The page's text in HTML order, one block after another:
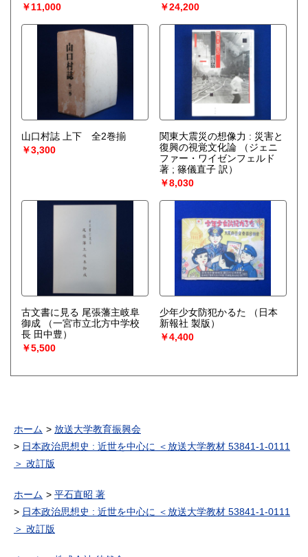
￥11,000
￥24,200
山口村誌 上下 全2巻揃
￥3,300
関東大震災の想像力 : 災害と
復興の視覚文化論
（ジェニ
ファー・ワイゼンフェルド
著 ; 篠儀直子 訳）
￥8,030
古文書に見る 尾張藩主岐阜
御成
（一宮市立北方中学校
長 田中豊）
￥5,500
少年少女防犯かるた
（日本
新報社 製版）
￥4,400
ホーム
放送大学教育振興会
日本政治思想史 : 近世を中心に ＜放送大学教材 53841-1-0111
＞ 改訂版
ホーム
平石直昭 著
日本政治思想史 : 近世を中心に ＜放送大学教材 53841-1-0111
＞ 改訂版